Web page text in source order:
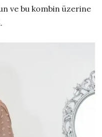
ve bu kombin üzerine